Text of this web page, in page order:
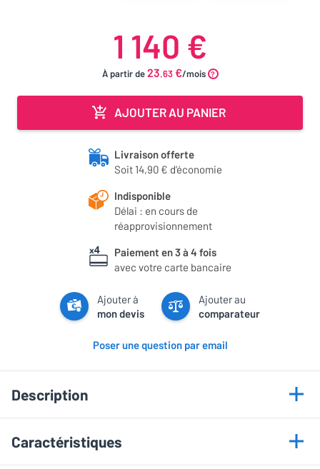
1 140 €
À partir de23.63€/mois
AJOUTER AU PANIER
Livraison offerte
Soit 14,90 € d'économie
Indisponible
Délai : en cours de
réapprovisionnement
Paiement en 3 à 4 fois
avec votre carte bancaire
Ajouter à
mon devis
Ajouter au
comparateur
Poser une question par email
Description
Points forts
Caractéristiques